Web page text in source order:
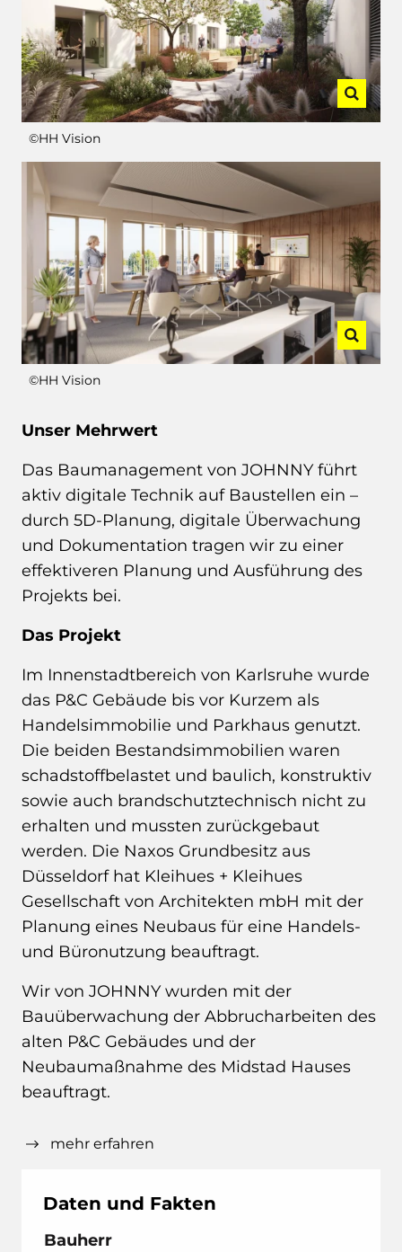
©HH Vision
©HH Vision
Unser Mehrwert
Das Baumanagement von JOHNNY führt
aktiv digitale Technik auf Baustellen ein –
durch 5D-Planung, digitale Überwachung
und Dokumentation tragen wir zu einer
effektiveren Planung und Ausführung des
Projekts bei.
Das Projekt
Im Innenstadtbereich von Karlsruhe wurde
das P&C Gebäude bis vor Kurzem als
Handelsimmobilie und Parkhaus genutzt.
Die beiden Bestandsimmobilien waren
schadstoffbelastet und baulich, konstruktiv
sowie auch brandschutztechnisch nicht zu
erhalten und mussten zurückgebaut
werden. Die Naxos Grundbesitz aus
Düsseldorf hat Kleihues + Kleihues
Gesellschaft von Architekten mbH mit der
Planung eines Neubaus für eine Handels-
und Büronutzung beauftragt.
Wir von JOHNNY wurden mit der
Bauüberwachung der Abbrucharbeiten des
alten P&C Gebäudes und der
Neubaumaßnahme des Midstad Hauses
beauftragt.
Qualitätskontrolle erfolgt bei allen
der Abnahmen und Fertigstellung der
mehr erfahren
Daten und Fakten
Bauherr